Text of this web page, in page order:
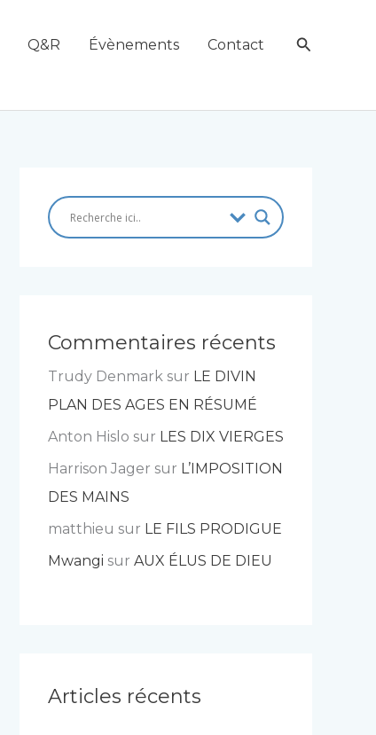
Q&R Évènements Contact
Commentaires récents
Trudy Denmark sur LE DIVIN
PLAN DES AGES EN RÉSUMÉ
Anton Hislo sur LES DIX VIERGES
Harrison Jager sur L’IMPOSITION
DES MAINS
matthieu sur LE FILS PRODIGUE
Mwangi sur AUX ÉLUS DE DIEU
Articles récents